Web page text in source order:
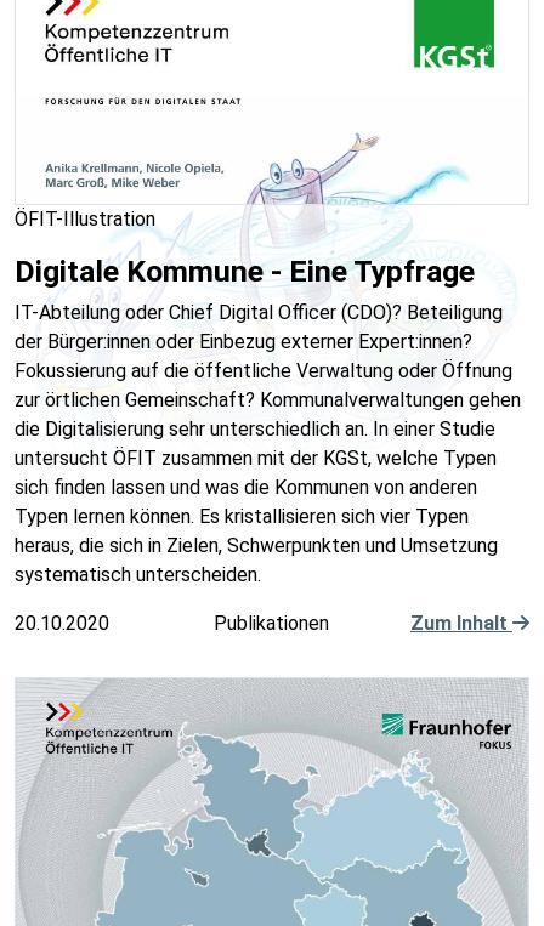
ÖFIT-Illustration
Digitale Kommune - Eine Typfrage
IT-Abteilung oder Chief Digital Officer (CDO)? Beteiligung
der Bürger:innen oder Einbezug externer Expert:innen?
Fokussierung auf die öffentliche Verwaltung oder Öffnung
zur örtlichen Gemeinschaft? Kommunalverwaltungen gehen
die Digitalisierung sehr unterschiedlich an. In einer Studie
untersucht ÖFIT zusammen mit der KGSt, welche Typen
sich finden lassen und was die Kommunen von anderen
Typen lernen können. Es kristallisieren sich vier Typen
heraus, die sich in Zielen, Schwerpunkten und Umsetzung
systematisch unterscheiden.
20.10.2020 Publikationen Zum Inhalt